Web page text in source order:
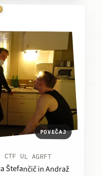
POVEČAJ
UL AGRFT
Štefančič in Andraž
igralec Matevž Sluga